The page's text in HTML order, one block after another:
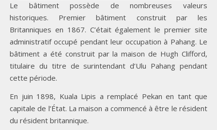
Le bâtiment possède de nombreuses valeurs
historiques. Premier bâtiment construit par les
Britanniques en 1867. C’était également le premier site
administratif occupé pendant leur occupation à Pahang. Le
bâtiment a été construit par la maison de Hugh Clifford,
titulaire du titre de surintendant d’Ulu Pahang pendant
cette période.
En juin 1898, Kuala Lipis a remplacé Pekan en tant que
capitale de l’État. La maison a commencé à être le résident
du résident britannique.